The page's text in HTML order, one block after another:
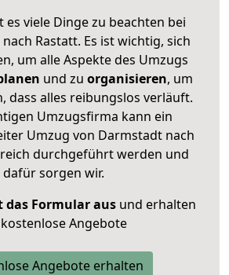
es viele Dinge zu beachten bei
Rastatt. Es ist wichtig, sich
um alle Aspekte des Umzugs
und zu organisieren, um
dass alles reibungslos verläuft.
Umzugsfirma kann ein
Umzug von Darmstadt nach
durchgeführt werden und
dafür sorgen wir.
das Formular ausund erhalten
Angebote
Angebote erhalten